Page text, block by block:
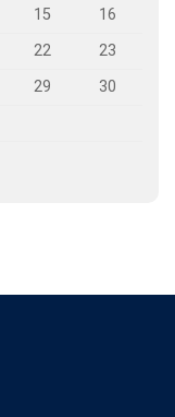
15
16
22
23
29
30